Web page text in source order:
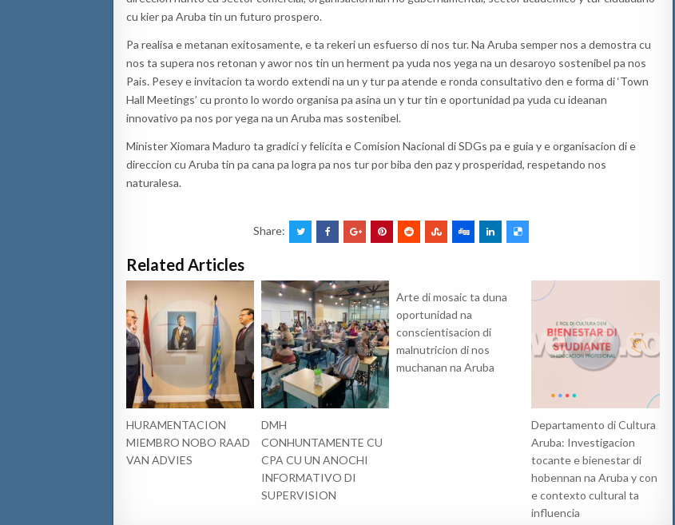
cu kier pa Aruba tin un futuro prospero.
Pa realisa e metanan exitosamente, e ta rekeri un esfuerso di nos tur. Na Aruba semper nos a demostra cu
nos ta supera nos retonan y awor nos tin un herment pa yuda nos yega na un desaroyo sostenibel pa nos
Pais. Pesey e invitacion ta wordo extendi na un y tur pa atende e ronda consultativo den e forma di ‘Town
Hall Meetings’ cu pronto lo wordo organisa pa asina un y tur tin e oportunidad pa yuda cu ideanan
innovativo pa nos por yega na un Aruba mas sostenibel.
Minister Xiomara Maduro ta gradici y felicita e Comision Nacional di SDGs pa e guia y e organisacion di e
direccion cu Aruba tin pa cana pa logra pa nos tur por biba den paz y prosperidad, respetando nos
naturalesa.
Share:
Related Articles
HURAMENTACION
MIEMBRO NOBO RAAD
VAN ADVIES
DMH
CONHUNTAMENTE CU
CPA CU UN ANOCHI
INFORMATIVO DI
SUPERVISION
Arte di mosaic ta duna
oportunidad na
conscientisacion di
malnutricion di nos
muchanan na Aruba
Departamento di Cultura
Aruba: Investigacion
tocante e bienestar di
hobennan na Aruba y con
e contexto cultural ta
influencia